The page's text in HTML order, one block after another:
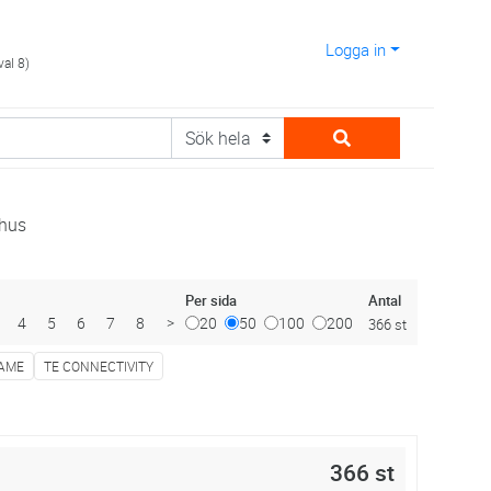
8)
Logga in
4 5 6 7 8 >
Per sida
20 50 100 200
Antal
366 st
TE CONNECTIVITY
366 st